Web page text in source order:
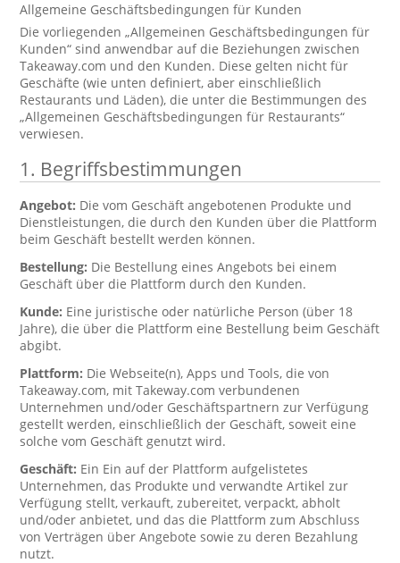
Allgemeine Geschäftsbedingungen für Kunden
Die vorliegenden „Allgemeinen Geschäftsbedingungen für
Kunden“ sind anwendbar auf die Beziehungen zwischen
Takeaway.com und den Kunden. Diese gelten nicht für
Geschäfte (wie unten definiert, aber einschließlich
Restaurants und Läden), die unter die Bestimmungen des
„Allgemeinen Geschäftsbedingungen für Restaurants“
verwiesen.
1. Begriffsbestimmungen
Angebot: Die vom Geschäft angebotenen Produkte und
Dienstleistungen, die durch den Kunden über die Plattform
beim Geschäft bestellt werden können.
Bestellung: Die Bestellung eines Angebots bei einem
Geschäft über die Plattform durch den Kunden.
Kunde: Eine juristische oder natürliche Person (über 18
Jahre), die über die Plattform eine Bestellung beim Geschäft
abgibt.
Plattform: Die Webseite(n), Apps und Tools, die von
Takeaway.com, mit Takeway.com verbundenen
Unternehmen und/oder Geschäftspartnern zur Verfügung
gestellt werden, einschließlich der Geschäft, soweit eine
solche vom Geschäft genutzt wird.
Geschäft: Ein Ein auf der Plattform aufgelistetes
Unternehmen, das Produkte und verwandte Artikel zur
Verfügung stellt, verkauft, zubereitet, verpackt, abholt
und/oder anbietet, und das die Plattform zum Abschluss
von Verträgen über Angebote sowie zu deren Bezahlung
nutzt.